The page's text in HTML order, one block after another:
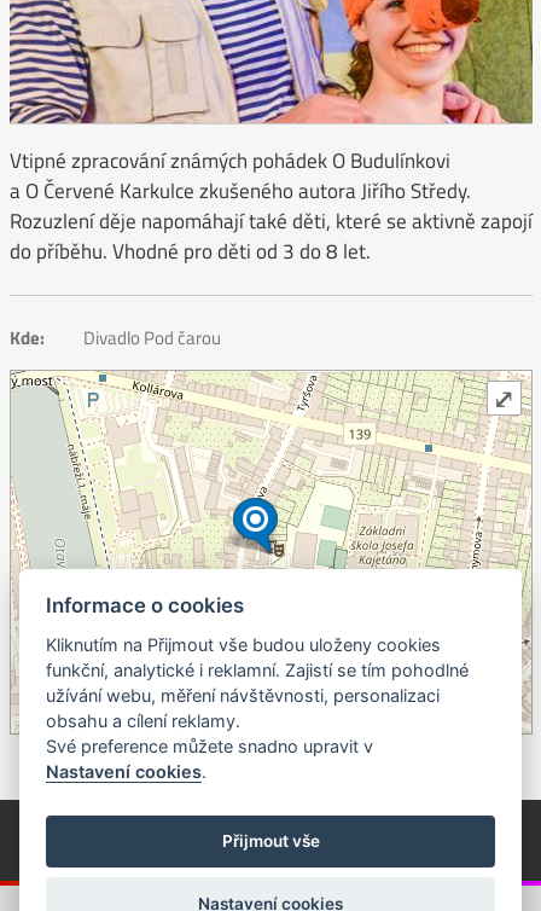
Vtipné zpracování známých pohádek O Budulínkovi
a O Červené Karkulce zkušeného autora Jiřího Středy.
Rozuzlení děje napomáhají také děti, které se aktivně zapojí
do příběhu. Vhodné pro děti od 3 do 8 let.
Kde: Divadlo Pod čarou
©OpenStreetMapcontributors.
⤢
© Píseckem / Kalendárium (Změna programu vyhrazena!)
(Cookies)
© 2018 - 2026 Realizace a správa webu:
Informace o cookies
Kliknutím na Přijmout vše budou uloženy cookies
funkční, analytické i reklamní. Zajistí se tím pohodlné
užívání webu, měření návštěvnosti, personalizaci
obsahu a cílení reklamy.
Své preference můžete snadno upravit v
Nastavení cookies.
Přijmout vše
Nastavení cookies